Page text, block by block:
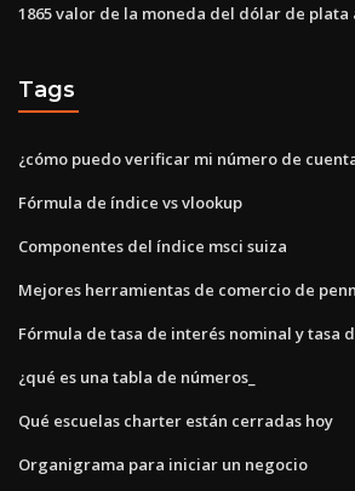
1865 valor de la moneda del dólar de plata
Tags
¿cómo puedo verificar mi número de
Fórmula de índice vs vlookup
Componentes del índice msci suiza
Mejores herramientas de comercio de
Fórmula de tasa de interés nominal y tasa
¿qué es una tabla de números_
Qué escuelas charter están cerradas hoy
Organigrama para iniciar un negocio